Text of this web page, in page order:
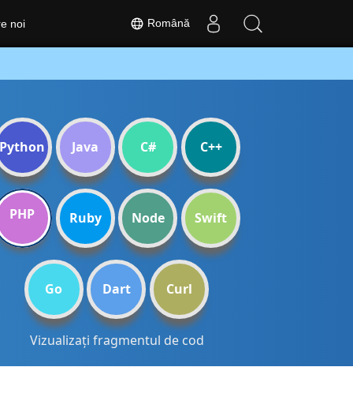
Python Java C# C++
PHP Ruby Node Swift
Go Dart Curl
Vizualizați fragmentul de cod
Română
noi